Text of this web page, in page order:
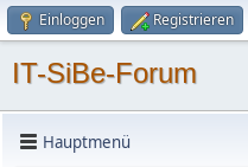
Einloggen Registrieren
IT-SiBe-Forum
Hauptmenü